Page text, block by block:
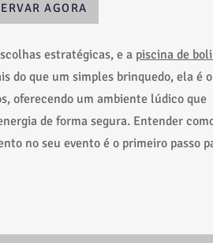
AGORA
estratégicas, e a piscina de
do que um simples brinquedo, ela é
oferecendo um ambiente lúdico que
de forma segura. Entender
no seu evento é o primeiro passo